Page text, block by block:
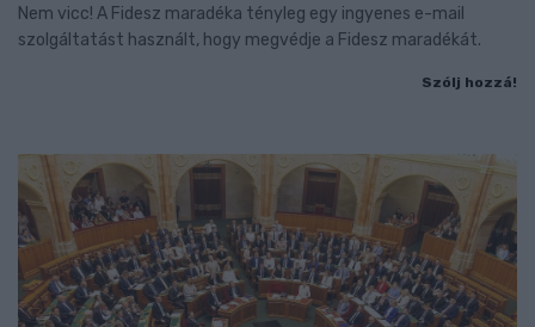
Nem vicc! A Fidesz maradéka tényleg egy ingyenes e-mail
szolgáltatást használt, hogy megvédje a Fidesz maradékát.
Szólj hozzá!